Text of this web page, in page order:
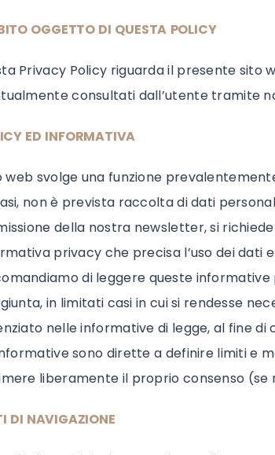
OGGETTO DI QUESTA POLICY
Privacy Policy riguarda il presente sito
consultati dall’utente tramite
ED INFORMATIVA
web svolge una funzione
non è prevista raccolta di dati
della nostra newsletter, si
privacy che precisa l’uso dei dati
di leggere queste informative
in limitati casi in cui si rendesse
nelle informative di legge, al fine
sono dirette a definire limiti e
liberamente il proprio consenso (se
DI NAVIGAZIONE